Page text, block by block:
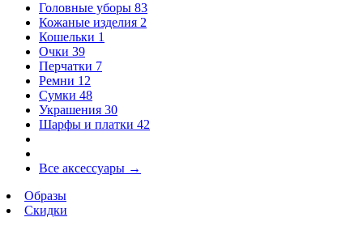
Головные уборы 83
Кожаные изделия 2
Кошельки 1
Очки 39
Перчатки 7
Ремни 12
Сумки 48
Украшения 30
Шарфы и платки 42
Все аксессуары →
Образы
Скидки